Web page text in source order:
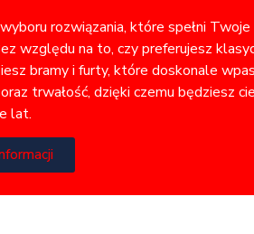
rozwiązania, które spełni
względu na to, czy preferujesz
bramy i furty, które doskonale
trwałość, dzięki czemu będziesz
lat.